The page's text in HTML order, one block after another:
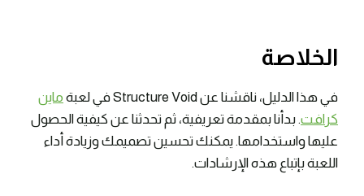
الخلاصة
في هذا الدليل، ناقشنا عن Structure Void في لعبة
ماين
كرافت. بدأنا بمقدمة تعريفية، ثم تحدثنا عن كيفية الحصول
عليها واستخدامها. يمكنك تحسين تصميمك وزيادة أداء
اللعبة بإتباع هذه الإرشادات.